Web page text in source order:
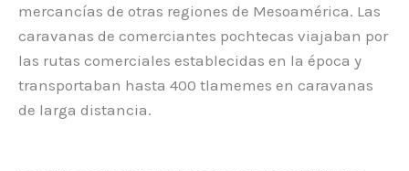
mercancías de otras regiones de Mesoamérica. Las
caravanas de comerciantes pochtecas viajaban por
las rutas comerciales establecidas en la época y
transportaban hasta 400 tlamemes en caravanas
de larga distancia.